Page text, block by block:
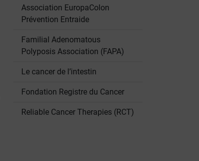
Association EuropaColon
Prévention Entraide
Familial Adenomatous
Polyposis Association (FAPA)
Le cancer de l’intestin
Fondation Registre du Cancer
Reliable Cancer Therapies (RCT)